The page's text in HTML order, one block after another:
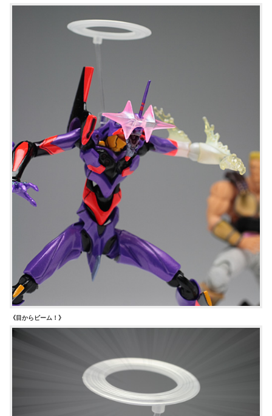
《目からビーム！》